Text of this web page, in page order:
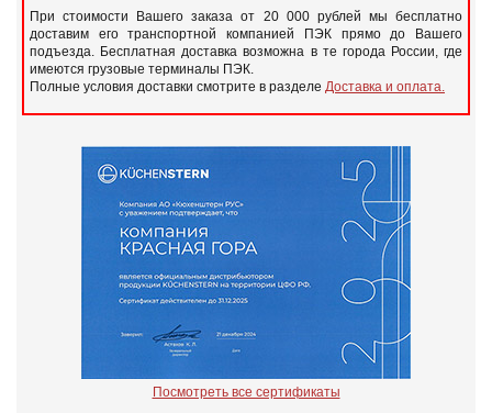
При стоимости Вашего заказа от 20 000 рублей мы бесплатно
доставим его транспортной компанией ПЭК прямо до Вашего
подъезда. Бесплатная доставка возможна в те города России, где
имеются грузовые терминалы ПЭК.
Полные условия доставки смотрите в разделе Доставка и оплата.
Посмотреть все сертификаты